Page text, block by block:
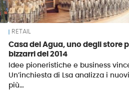
RETAIL
Casa del Agua, uno degli store
bizzarri del 2014
Idee pioneristiche e business
Un’inchiesta di Lsa analizza i
più…